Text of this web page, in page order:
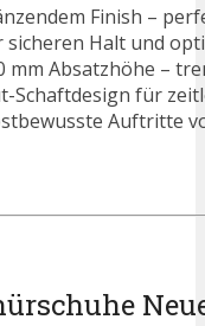
Finish –
Halt und
mm Absatzhöhe –
Schaftdesign für
Auftritte